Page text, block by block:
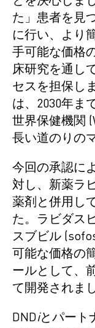
た」患者を見
に行い、より
手可能な価格
床研究を通し
セスを担保し
は、2030年ま
世界保健機関
長い道のりの
今回の承認に
対し、新薬ラ
薬剤と併用し
た。ラビダス
スブビル
可能な価格の
ールとして、
て開発されま
DNDiとパート